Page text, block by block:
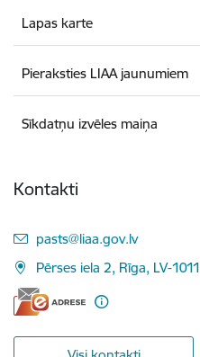
Lapas karte
Pieraksties LIAA jaunumiem
Sīkdatņu izvēles maiņa
Kontakti
E-pasts:
pasts@liaa.gov.lv
Pērses iela 2, Rīga, LV-1011